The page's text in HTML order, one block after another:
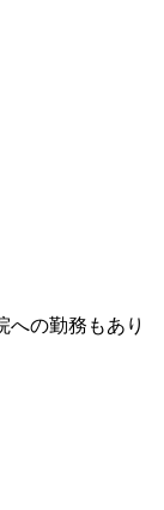
の勤務もあり